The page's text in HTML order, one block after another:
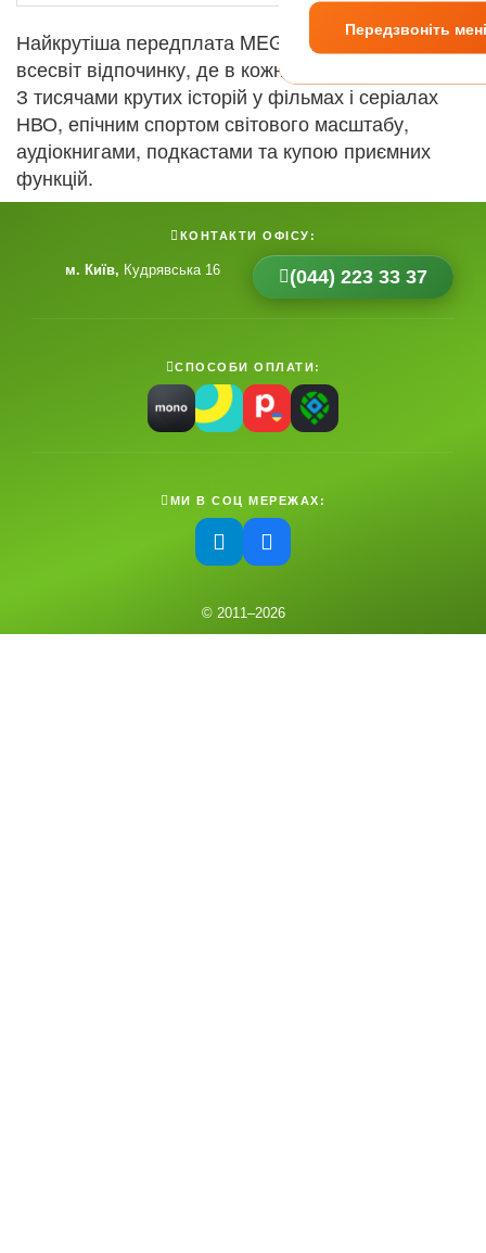
Найкрутіша передплата MEGOGO. Нескінченний
всесвіт відпочинку, де в кожній галактиці добре.
З тисячами крутих історій у фільмах і серіалах
НВО, епічним спортом світового масштабу,
аудіокнигами, подкастами та купою приємних
функцій.
КОНТАКТИ ОФІСУ:
м. Київ Кудрявська 16 (044) 223 33 37
СПОСОБИ ОПЛАТИ:
МИ В СОЦ МЕРЕЖАХ:
© 2011–2026